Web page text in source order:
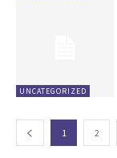
UNCATEGORIZED
1 2